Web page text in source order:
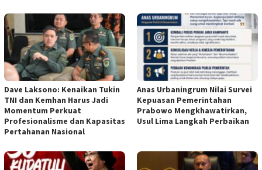
Dave Laksono: Kenaikan Tukin
TNI dan Kemhan Harus Jadi
Momentum Perkuat
Profesionalisme dan Kapasitas
Pertahanan Nasional
Anas Urbaningrum Nilai Survei
Kepuasan Pemerintahan
Prabowo Mengkhawatirkan,
Usul Lima Langkah Perbaikan